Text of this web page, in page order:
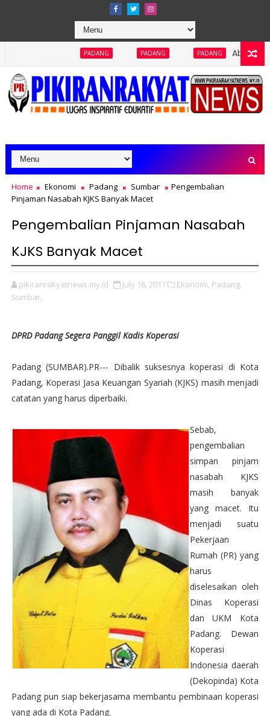
PADANG PADANG Abaikan Keterbukaan
Home Ekonomi Padang Sumbar
Pengembalian
Pinjaman Nasabah KJKS Banyak Macet
Pengembalian Pinjaman Nasabah
KJKS Banyak Macet
pikiranrakyatnews.my.id July 16, 2017 Ekonomi, Padang,
Sumbar,
DPRD Padang Segera Panggil Kadis Koperasi
Padang (SUMBAR).PR--- Dibalik suksesnya koperasi di Kota
Padang, Koperasi Jasa Keuangan Syariah (KJKS) masih menjadi
catatan yang harus diperbaiki.
Sebab,
pengembalian
simpan pinjam
nasabah KJKS
masih banyak
yang macet. Itu
menjadi suatu
Pekerjaan
Rumah (PR) yang
harus
diselesaikan oleh
Dinas Koperasi
dan UKM Kota
Padang. Dewan
Koperasi
Indonesia daerah
(Dekopinda) Kota
Padang pun siap bekerjasama membantu pembinaan koperasi
yang ada di Kota Padang.